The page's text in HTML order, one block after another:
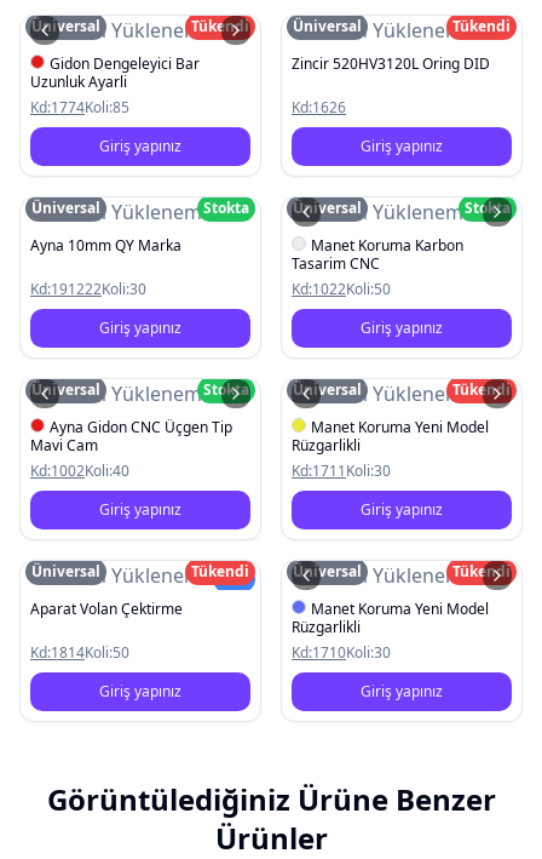
Resim Yüklenemedi
Üniversal
Tükendi
Gidon Dengeleyici Bar
Uzunluk Ayarli
Kd:1774Koli:85
Giriş yapınız
Resim Yüklenemedi
Üniversal
Tükendi
Zincir 520HV3120L Oring DID
Kd:1626
Giriş yapınız
Resim Yüklenemedi
Üniversal
Stokta
Ayna 10mm QY Marka
Kd:191222Koli:30
Giriş yapınız
Resim Yüklenemedi
Üniversal
Stokta
Manet Koruma Karbon
Tasarim CNC
Kd:1022Koli:50
Giriş yapınız
Resim Yüklenemedi
Üniversal
Stokta
Ayna Gidon CNC Üçgen Tip
Mavi Cam
Kd:1002Koli:40
Giriş yapınız
Resim Yüklenemedi
Üniversal
Tükendi
Manet Koruma Yeni Model
Rüzgarlikli
Kd:1711Koli:30
Giriş yapınız
Resim YüklenemediYeni
Üniversal
Tükendi
Aparat Volan Çektirme
Kd:1814Koli:50
Giriş yapınız
Resim Yüklenemedi
Üniversal
Tükendi
Manet Koruma Yeni Model
Rüzgarlikli
Kd:1710Koli:30
Giriş yapınız
Görüntülediğiniz Ürüne Benzer
Ürünler